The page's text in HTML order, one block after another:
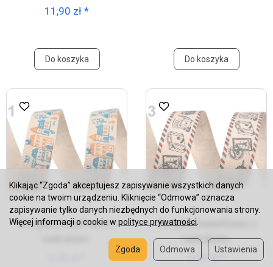
11,90 zł *
Do koszyka Do koszyka
Wstążka bawełniana z
Wstążka bawełniana z
nadrukiem.
3,70 zł *
Klikając “Zgoda” akceptujesz zapisywanie wszystkich danych
cookie na twoim urządzeniu. Kliknięcie “Odmowa” oznacza
zapisywanie tylko danych niezbędnych do funkcjonowania strony.
Więcej informacji o cookie w polityce prywatności
Ustawienia
Odmowa
Zgoda